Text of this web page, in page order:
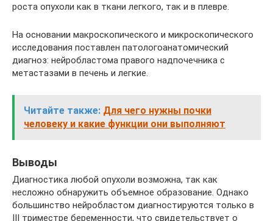
роста опухоли как в ткани легкого, так и в плевре.
На основании макроскопического и микроскопического
исследования поставлен патологоанатомический
диагноз: нейробластома правого надпочечника с
метастазами в печень и легкие.
Читайте также: Для чего нужны почки
человеку и какие функции они выполняют
Выводы
Диагностика любой опухоли возможна, так как
несложно обнаружить объемное образование. Однако
большинство нейробластом диагностируются только в
III триместре беременности, что свидетельствует о